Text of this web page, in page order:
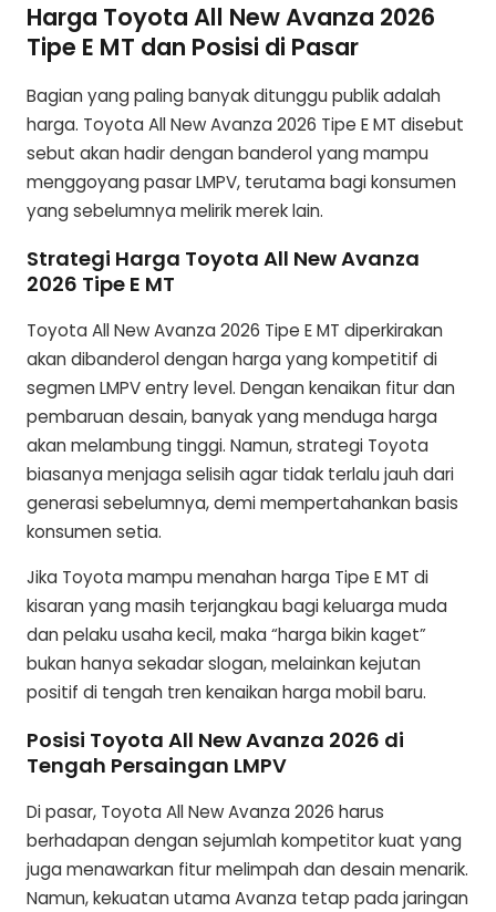
Harga Toyota All New Avanza 2026
Tipe E MT dan Posisi di Pasar
Bagian yang paling banyak ditunggu publik adalah
harga. Toyota All New Avanza 2026 Tipe E MT disebut
sebut akan hadir dengan banderol yang mampu
menggoyang pasar LMPV, terutama bagi konsumen
yang sebelumnya melirik merek lain.
Strategi Harga Toyota All New Avanza
2026 Tipe E MT
Toyota All New Avanza 2026 Tipe E MT diperkirakan
akan dibanderol dengan harga yang kompetitif di
segmen LMPV entry level. Dengan kenaikan fitur dan
pembaruan desain, banyak yang menduga harga
akan melambung tinggi. Namun, strategi Toyota
biasanya menjaga selisih agar tidak terlalu jauh dari
generasi sebelumnya, demi mempertahankan basis
konsumen setia.
Jika Toyota mampu menahan harga Tipe E MT di
kisaran yang masih terjangkau bagi keluarga muda
dan pelaku usaha kecil, maka “harga bikin kaget”
bukan hanya sekadar slogan, melainkan kejutan
positif di tengah tren kenaikan harga mobil baru.
Posisi Toyota All New Avanza 2026 di
Tengah Persaingan LMPV
Di pasar, Toyota All New Avanza 2026 harus
berhadapan dengan sejumlah kompetitor kuat yang
juga menawarkan fitur melimpah dan desain menarik.
Namun, kekuatan utama Avanza tetap pada jaringan